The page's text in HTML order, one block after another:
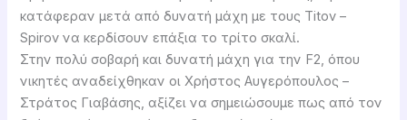
κατάφεραν μετά από δυνατή μάχη με τους Titov –
Spirov να κερδίσουν επάξια το τρίτο σκαλί.
Στην πολύ σοβαρή και δυνατή μάχη για την F2, όπου
νικητές αναδείχθηκαν οι Χρήστος Αυγερόπουλος –
Στράτος Γιαβάσης, αξίζει να σημειώσουμε πως από τον